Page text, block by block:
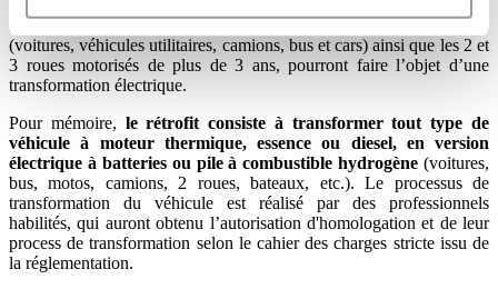
Désormais en France, tous les véhicules thermiques de plus de 5 ans
(voitures, véhicules utilitaires, camions, bus et cars) ainsi que les 2 et
3 roues motorisés de plus de 3 ans, pourront faire l’objet d’une
transformation électrique.
Pour mémoire, le rétrofit consiste à transformer tout type de
véhicule à moteur thermique, essence ou diesel, en version
électrique à batteries ou pile à combustible hydrogène (voitures,
bus, motos, camions, 2 roues, bateaux, etc.). Le processus de
transformation du véhicule est réalisé par des professionnels
habilités, qui auront obtenu l’autorisation d'homologation et de leur
process de transformation selon le cahier des charges stricte issu de
la réglementation.